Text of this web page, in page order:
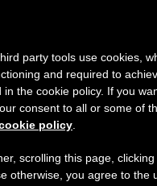
al 7 de agosto haremos
que en el periodo
informaciones y
party tools use cookies,
and required to
in the cookie policy. If you
consent to all or some of
policy
scrolling this page,
otherwise, you agree to the